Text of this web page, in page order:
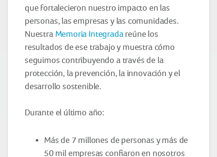
que fortalecieron nuestro impacto en las
personas, las empresas y las comunidades.
Nuestra Memoria Integradareúne los
resultados de ese trabajo y muestra cómo
seguimos contribuyendo a través de la
protección, la prevención, la innovación y el
desarrollo sostenible.
Durante el último año:
Más de 7 millones de personas y más de
50 mil empresas confiaron en nosotros